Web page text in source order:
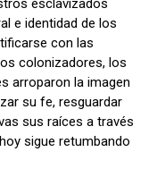
esclavizados
e identidad de los
con las
colonizadores, los
arroparon la imagen
su fe, resguardar
sus raíces a través
sigue retumbando